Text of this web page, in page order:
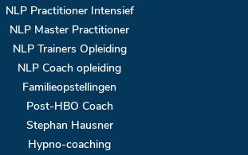
NLP Practitioner Intensief
NLP Master Practitioner
NLP Trainers Opleiding
NLP Coach opleiding
Familieopstellingen
Post-HBO Coach
Stephan Hausner
Hypno-coaching